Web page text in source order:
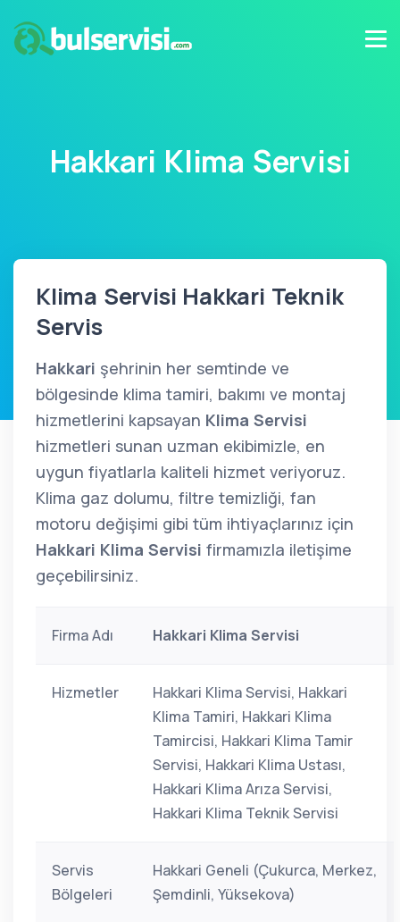
Hakkari Klima Servisi
Klima Servisi Hakkari Teknik
Servis
Hakkari şehrinin her semtinde ve
bölgesinde klima tamiri, bakımı ve montaj
hizmetlerini kapsayan Klima Servisi
hizmetleri sunan uzman ekibimizle, en
uygun fiyatlarla kaliteli hizmet veriyoruz.
Klima gaz dolumu, filtre temizliği, fan
motoru değişimi gibi tüm ihtiyaçlarınız için
Hakkari Klima Servisi firmamızla iletişime
geçebilirsiniz.
Firma Adı Hakkari Klima Servisi
Hizmetler
Hakkari Klima Servisi, Hakkari
Klima Tamiri, Hakkari Klima
Tamircisi, Hakkari Klima Tamir
Servisi, Hakkari Klima Ustası,
Hakkari Klima Arıza Servisi,
Hakkari Klima Teknik Servisi
Servis
Bölgeleri
Hakkari Geneli (Çukurca, Merkez,
Şemdinli, Yüksekova)